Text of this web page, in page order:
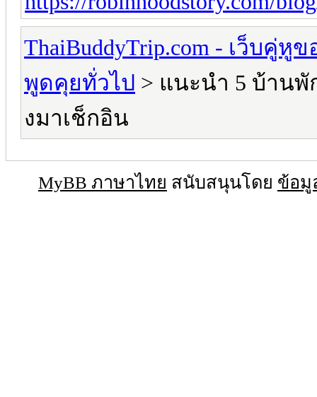
ThaiBuddyTrip.com - เว็บคู่หู
พูดคุยทั่วไป > แนะนำ 5 บ้านพั
งมาเช็กอิน
MyBB ภาษาไทย สนับสนุนโดย ข้อมู